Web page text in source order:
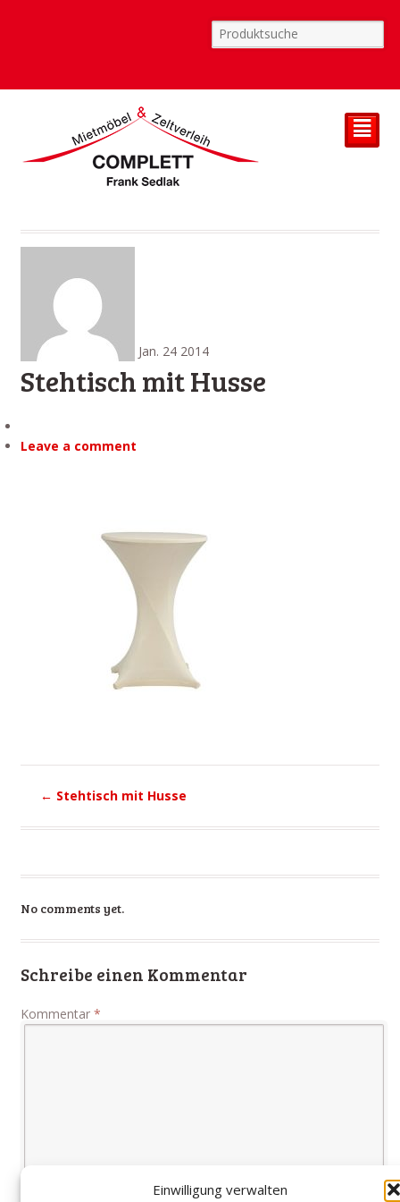
Einwilligung verwalten
²
Jan. 24 2014
Stehtisch mit Husse
Leave a comment
← Stehtisch mit Husse
No comments yet.
Schreibe einen Kommentar
Kommentar *